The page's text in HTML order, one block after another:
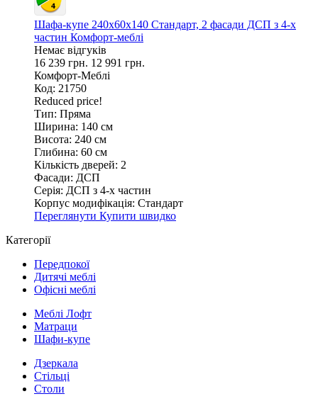
Шафа-купе 240х60х140 Стандарт, 2 фасади ДСП з 4-х
частин Комфорт-меблі
Немає відгуків
16 239 грн. 12 991 грн.
Комфорт-Меблі
Код: 21750
Reduced price!
Тип: Пряма
Ширина: 140 см
Висота: 240 см
Глибина: 60 см
Кількість дверей: 2
Фасади: ДСП
Серія: ДСП з 4-х частин
Корпус модифікація: Стандарт
Переглянути Купити швидко
Категорії
Передпокої
Дитячі меблі
Офісні меблі
Меблі Лофт
Матраци
Шафи-купе
Дзеркала
Стільці
Столи